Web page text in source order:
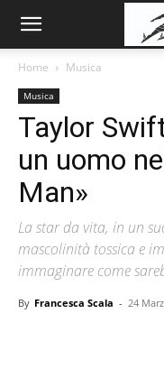
Home Musica
Musica
Taylor
un uomo
Man»
La star da vita, in un
mascolinità tossica e
immaginare come
By Francesca Scala - 24